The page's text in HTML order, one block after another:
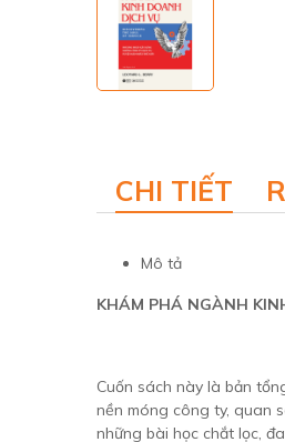
CHI TIẾT
Mô tả
KHÁM PHÁ NGÀNH
Cuốn sách này là bản
nền móng công ty, quan
những bài học chắt lọc,